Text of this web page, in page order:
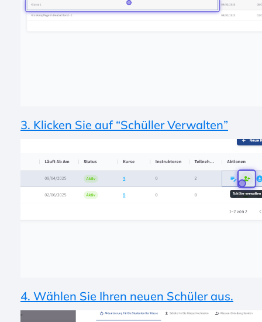
3. Klicken Sie auf “Schüller Verwalten”
4. Wählen Sie Ihren neuen Schüler aus.